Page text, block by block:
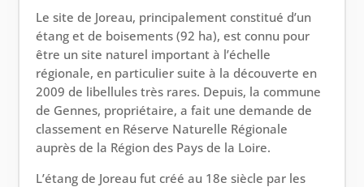
Le site de Joreau, principalement constitué d’un
étang et de boisements (92 ha), est connu pour
être un site naturel important à l’échelle
régionale, en particulier suite à la découverte en
2009 de libellules très rares. Depuis, la commune
de Gennes, propriétaire, a fait une demande de
classement en Réserve Naturelle Régionale
auprès de la Région des Pays de la Loire.
L’étang de Joreau fut créé au 18e siècle par les